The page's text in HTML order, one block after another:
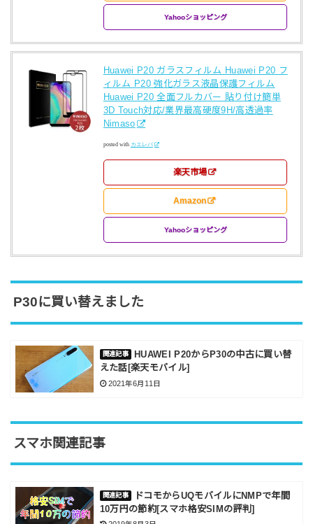
Yahooショッピング
Huawei P20 ガラスフィルム Huawei P20 フ
ィルム P20 強化ガラス液晶保護フィルム
Huawei P20 全面フルカバー 貼り付け簡単
3D Touch対応/業界最高硬度9H/高透過率
Nimaso
posted with カエレバ
楽天市場
Amazon
Yahooショッピング
P30に買い替えました
HUAWEI P20からP30の中古に買い替
えた話[楽天モバイル]
2021年6月11日
スマホ関連記事
ドコモからUQモバイルにNMPで年間
10万円の節約[スマホ格安SIMの評判]